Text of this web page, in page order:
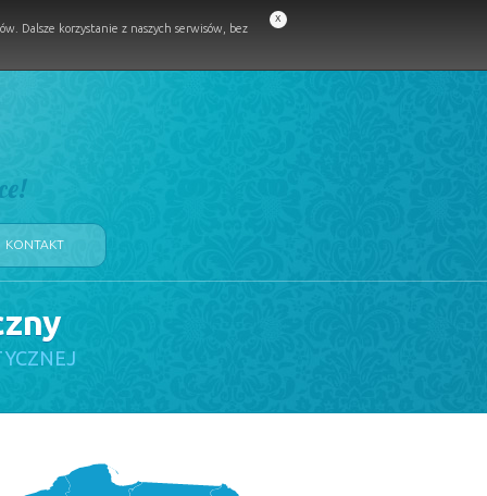
KONTAKT
Dalsze korzystanie z naszych serwisów, bez
x